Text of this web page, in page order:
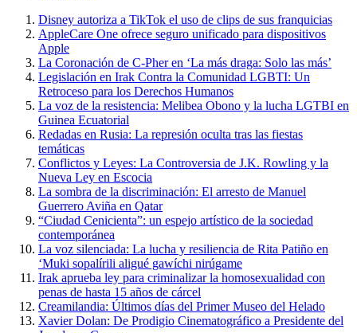
Disney autoriza a TikTok el uso de clips de sus franquicias
AppleCare One ofrece seguro unificado para dispositivos
Apple
La Coronación de C-Pher en ‘La más draga: Solo las más’
Legislación en Irak Contra la Comunidad LGBTI: Un
Retroceso para los Derechos Humanos
La voz de la resistencia: Melibea Obono y la lucha LGTBI en
Guinea Ecuatorial
Redadas en Rusia: La represión oculta tras las fiestas
temáticas
Conflictos y Leyes: La Controversia de J.K. Rowling y la
Nueva Ley en Escocia
La sombra de la discriminación: El arresto de Manuel
Guerrero Aviña en Qatar
“Ciudad Cenicienta”: un espejo artístico de la sociedad
contemporánea
La voz silenciada: La lucha y resiliencia de Rita Patiño en
‘Muki sopalírili aligué gawíchi nirúgame
Irak aprueba ley para criminalizar la homosexualidad con
penas de hasta 15 años de cárcel
Creamilandia: Últimos días del Primer Museo del Helado
Xavier Dolan: De Prodigio Cinematográfico a Presidente del